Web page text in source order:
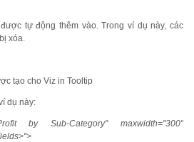
tự động thêm vào. Trong ví dụ này, các
xóa.
tạo cho Viz in Tooltip
dụ này:
by Sub-Category" maxwidth="300"